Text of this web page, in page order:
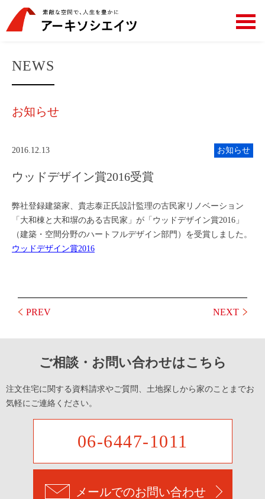
NEWS
お知らせ
2016.12.13 お知らせ
ウッドデザイン賞2016受賞
弊社登録建築家、貴志泰正氏設計監理の古民家リノベーション
「大和棟と大和塀のある古民家」が「ウッドデザイン賞2016」
（建築・空間分野のハートフルデザイン部門）を受賞しました。
ウッドデザイン賞2016
PREV NEXT
ご相談・お問い合わせはこちら
注文住宅に関する資料請求やご質問、土地探しから家のことまでお
気軽にご連絡ください。
06-6447-1011
メールでのお問い合わせ